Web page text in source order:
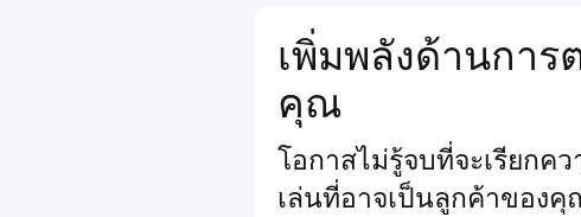
เพิ่มพลังด้านการ
คุณ
โอกาสไม่รู้จบที่จะเรียกค
เล่นที่อาจเป็นลูกค้าของ